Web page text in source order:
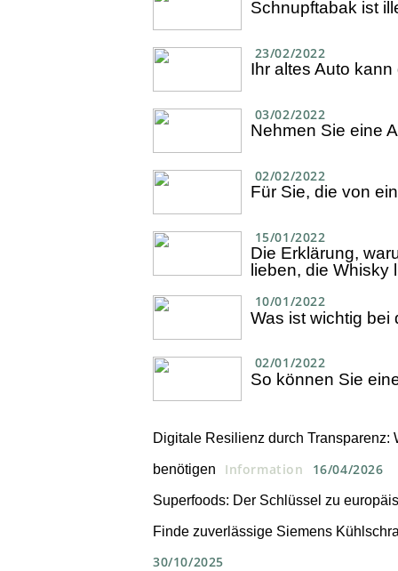
Schnupftabak ist
23/02/2022
Ihr altes Auto
03/02/2022
Nehmen Sie eine
02/02/2022
Für Sie, die von
15/01/2022
Die Erklärung,
lieben, die Whisky
10/01/2022
Was ist wichtig bei
02/01/2022
So können Sie
Digitale Resilienz durch Transparenz:
benötigen Information 16/04/2026
Superfoods: Der Schlüssel zu
Finde zuverlässige Siemens
30/10/2025